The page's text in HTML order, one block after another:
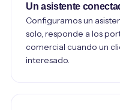
Un asistente
Configuramos un
solo, responde a los
comercial cuando un
interesado.